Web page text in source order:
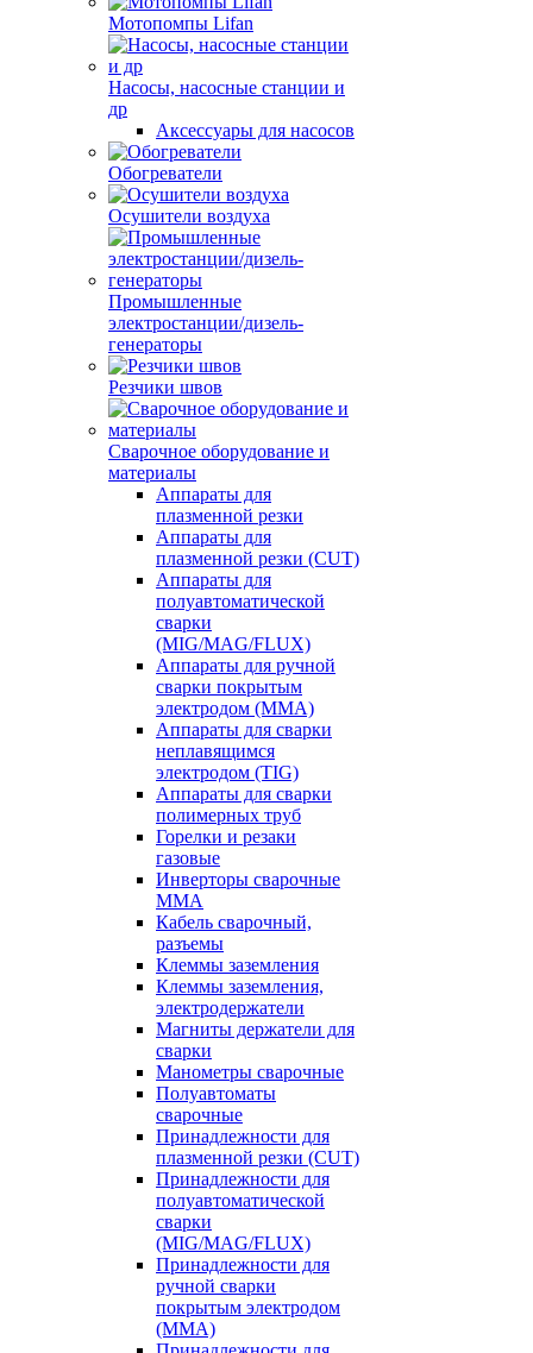
Мотопомпы Lifan
Насосы, насосные станции и
др
Аксессуары для насосов
Обогреватели
Осушители воздуха
Промышленные
электростанции/дизель-
генераторы
Резчики швов
Сварочное оборудование и
материалы
Аппараты для
плазменной резки
Аппараты для
плазменной резки (CUT)
Аппараты для
полуавтоматической
сварки
(MIG/MAG/FLUX)
Аппараты для ручной
сварки покрытым
электродом (MMA)
Аппараты для сварки
неплавящимся
электродом (TIG)
Аппараты для сварки
полимерных труб
Горелки и резаки
газовые
Инверторы сварочные
ММА
Кабель сварочный,
разъемы
Клеммы заземления
Клеммы заземления,
электродержатели
Магниты держатели для
сварки
Манометры сварочные
Полуавтоматы
сварочные
Принадлежности для
плазменной резки (CUT)
Принадлежности для
полуавтоматической
сварки
(MIG/MAG/FLUX)
Принадлежности для
ручной сварки
покрытым электродом
(MMA)